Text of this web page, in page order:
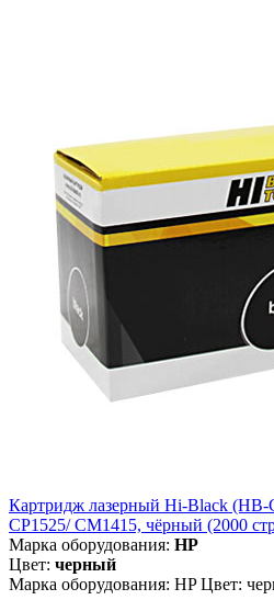
Картридж лазерный Hi-Black (HB-
CP1525/ CM1415, чёрный (2000
Марка оборудования: HP
Цвет: черный
Марка оборудования: HP Цвет: